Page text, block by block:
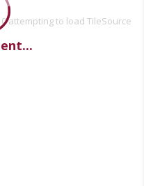
attempting to load TileSource